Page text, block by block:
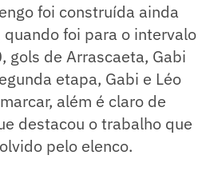
foi construída ainda
foi para o intervalo
gols de Arrascaeta, Gabi
etapa, Gabi e Léo
além é claro de
destacou o trabalho que
pelo elenco.